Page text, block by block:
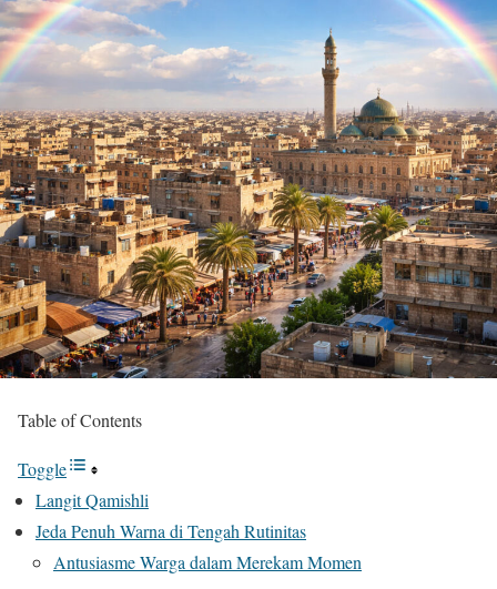
Table of Contents
Toggle
Langit Qamishli
Jeda Penuh Warna di Tengah Rutinitas
Antusiasme Warga dalam Merekam Momen